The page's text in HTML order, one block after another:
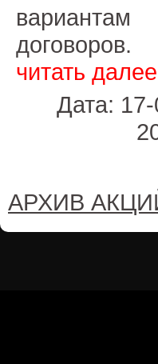
вариантам
договоров.
читать далее
Дата:
АРХИВ